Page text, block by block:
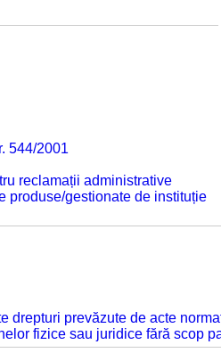
544/2001
reclamații administrative
produse/gestionate de instituție
drepturi prevăzute de acte
fizice sau juridice fără scop